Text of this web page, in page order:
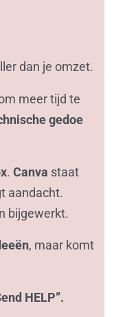
dan je omzet.
meer tijd te
gedoe
.Canva staat
aandacht.
bijgewerkt.
, maar komt
HELP”.